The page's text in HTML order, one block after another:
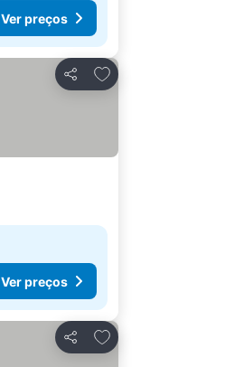
Ver preços
Partilhar
Adicionar aos favoritos
Ver preços
Partilhar
Adicionar aos favoritos